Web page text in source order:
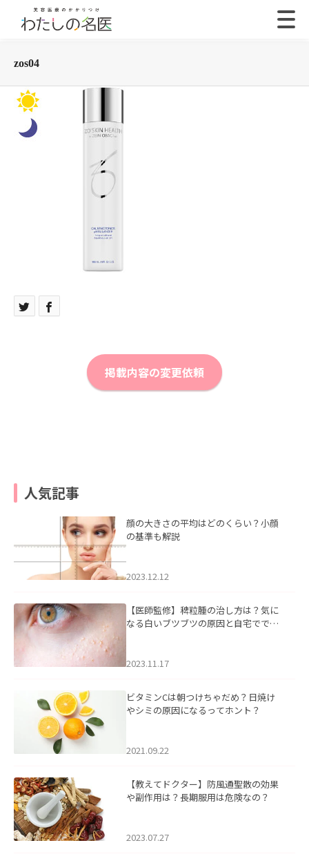
zos04
掲載内容の変更依頼
人気記事
顔の大きさの平均はどのくらい？小顔
の基準も解説
2023.12.12
【医師監修】稗粒腫の治し方は？気に
なる白いブツブツの原因と自宅ででき
2023.11.17
ビタミンCは朝つけちゃだめ？日焼け
やシミの原因になるってホント？
2021.09.22
【教えてドクター】防風通聖散の効果
や副作用は？長期服用は危険なの？
2023.07.27